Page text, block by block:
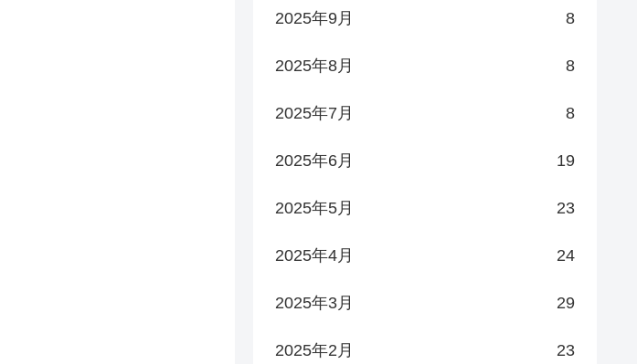
2025年9月 8
2025年8月 8
2025年7月 8
2025年6月 19
2025年5月 23
2025年4月 24
2025年3月 29
2025年2月 23